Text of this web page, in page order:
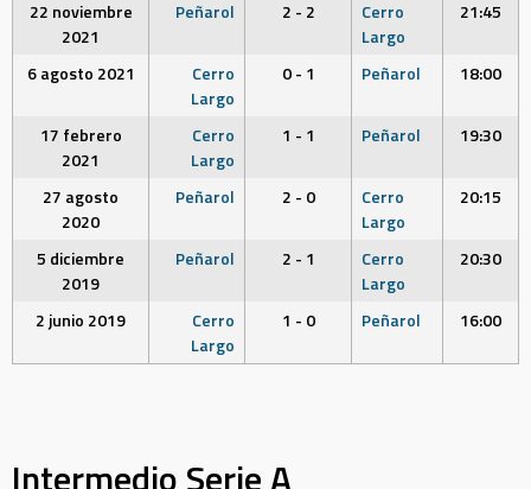
22 noviembre
2021
Peñarol 2 - 2
Cerro
Largo
21:45
6 agosto 2021
Cerro
Largo
0 - 1 Peñarol 18:00
17 febrero
2021
Cerro
Largo
1 - 1 Peñarol 19:30
27 agosto
2020
Peñarol 2 - 0
Cerro
Largo
20:15
5 diciembre
2019
Peñarol 2 - 1
Cerro
Largo
20:30
2 junio 2019
Cerro
Largo
1 - 0 Peñarol 16:00
Intermedio Serie A